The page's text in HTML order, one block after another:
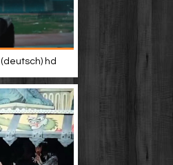
hd